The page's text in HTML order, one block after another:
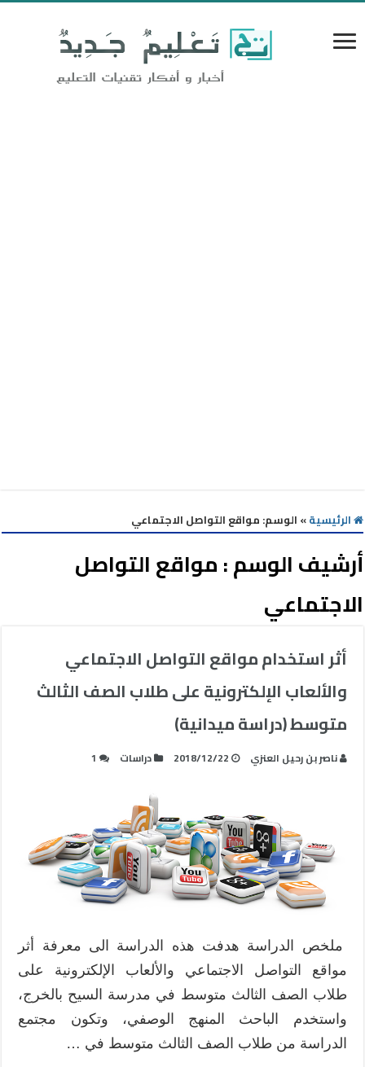
الرئيسية» الوسم: مواقع التواصل الاجتماعي
أرشيف الوسم :مواقع التواصل
الاجتماعي
أثر استخدام مواقع التواصل الاجتماعي
والألعاب الإلكترونية على طلاب الصف الثالث
متوسط (دراسة ميدانية)
ناصر بن رحيل العنزي 2018/12/22 دراسات 1
ملخص الدراسة هدفت هذه الدراسة الى معرفة أثر
مواقع التواصل الاجتماعي والألعاب الإلكترونية على
طلاب الصف الثالث متوسط في مدرسة السيح بالخرج،
واستخدم الباحث المنهج الوصفي، وتكون مجتمع
الدراسة من طلاب الصف الثالث متوسط في …